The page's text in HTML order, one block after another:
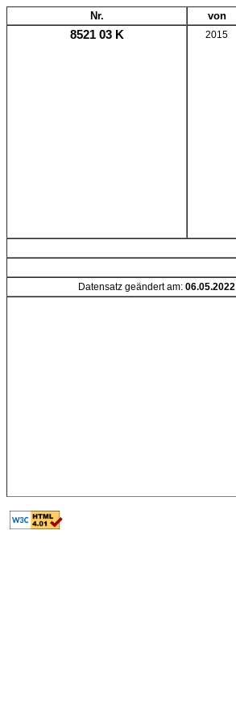
Nr. von
8521 03 K 2015
Datensatz geändert am: 06.05.2022